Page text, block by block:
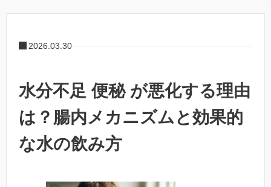
2026.03.30
水分不足 便秘 が悪化する理由
は？腸内メカニズムと効果的
な水の飲み方